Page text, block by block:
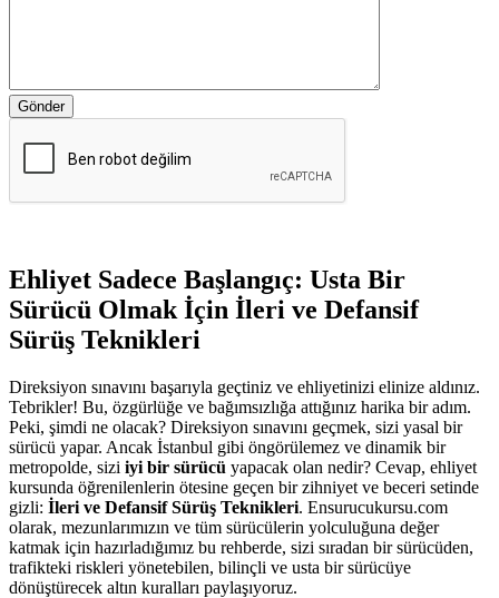
Gönder
Ehliyet Sadece Başlangıç: Usta Bir
Sürücü Olmak İçin İleri ve Defansif
Sürüş Teknikleri
Direksiyon sınavını başarıyla geçtiniz ve ehliyetinizi elinize aldınız.
Tebrikler! Bu, özgürlüğe ve bağımsızlığa attığınız harika bir adım.
Peki, şimdi ne olacak? Direksiyon sınavını geçmek, sizi yasal bir
sürücü yapar. Ancak İstanbul gibi öngörülemez ve dinamik bir
metropolde, sizi iyi bir sürücü yapacak olan nedir? Cevap, ehliyet
kursunda öğrenilenlerin ötesine geçen bir zihniyet ve beceri setinde
gizli: İleri ve Defansif Sürüş Teknikleri. Ensurucukursu.com
olarak, mezunlarımızın ve tüm sürücülerin yolculuğuna değer
katmak için hazırladığımız bu rehberde, sizi sıradan bir sürücüden,
trafikteki riskleri yönetebilen, bilinçli ve usta bir sürücüye
dönüştürecek altın kuralları paylaşıyoruz.